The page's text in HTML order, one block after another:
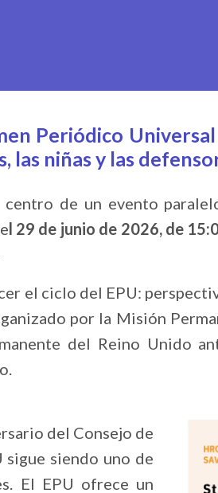
Periódico
las niñas y las
de un evento
l 29 de junio de 2026, de
el ciclo del EPU:
por la Misión
del Reino Unido
del Consejo de
sigue siendo uno de
El EPU ofrece un